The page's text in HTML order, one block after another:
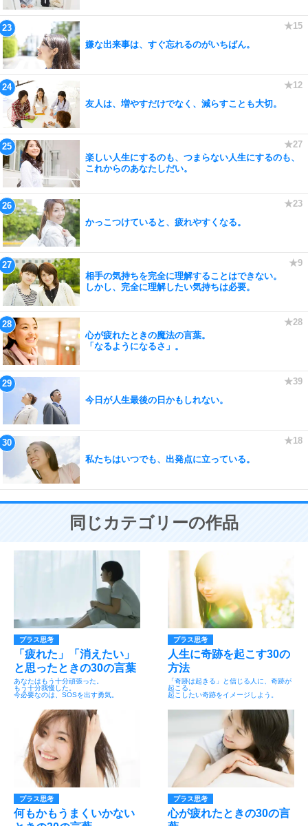
嫌な出来事は、すぐ忘れるのがいちばん。
友人は、増やすだけでなく、減らすことも大切。
楽しい人生にするのも、つまらない人生にするのも、
これからのあなたしだい。
かっこつけていると、疲れやすくなる。
相手の気持ちを完全に理解することはできない。
しかし、完全に理解したい気持ちは必要。
心が疲れたときの魔法の言葉。
「なるようになるさ」。
今日が人生最後の日かもしれない。
私たちはいつでも、出発点に立っている。
同じカテゴリーの作品
プラス思考
「疲れた」「消えたい」
と思ったときの30の言葉
あなたはもう十分頑張った。
もう十分我慢した。
今必要なのは、SOSを出す勇気。
プラス思考
人生に奇跡を起こす30の
方法
「奇跡は起きる」と信じる人に、奇跡が
起こる。
起こしたい奇跡をイメージしよう。
プラス思考
何もかもうまくいかない
プラス思考
心が疲れたときの30の言